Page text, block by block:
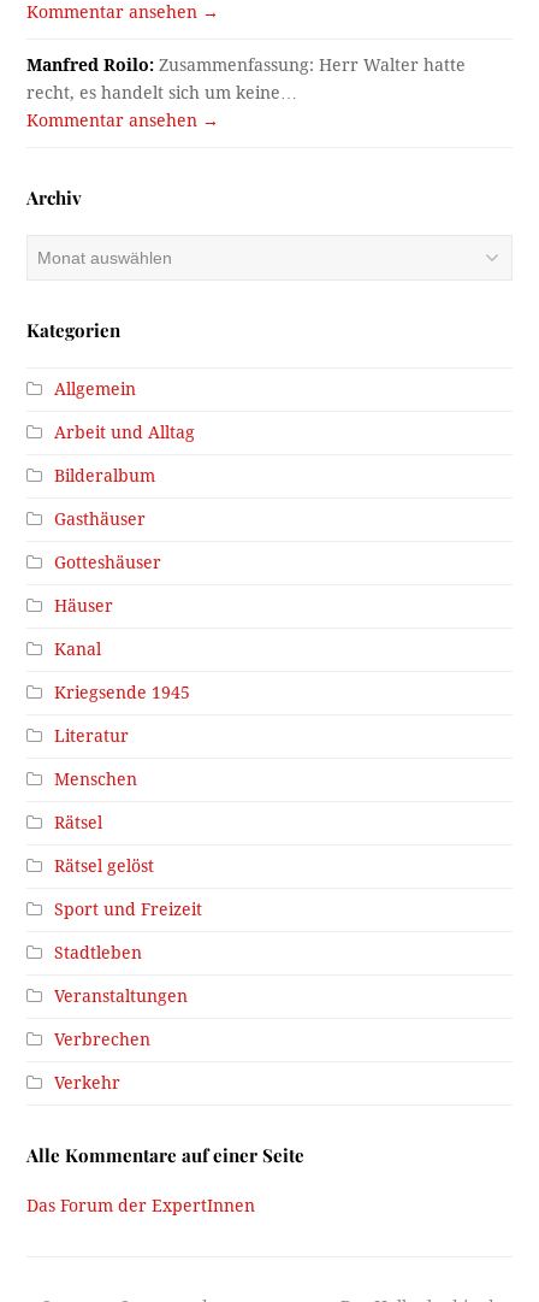
Kommentar ansehen →
Manfred Roilo: Zusammenfassung: Herr Walter hatte
recht, es handelt sich um keine…
Kommentar ansehen →
Archiv
Kategorien
Allgemein
Arbeit und Alltag
Bilderalbum
Gasthäuser
Gotteshäuser
Häuser
Kanal
Kriegsende 1945
Literatur
Menschen
Rätsel
Rätsel gelöst
Sport und Freizeit
Stadtleben
Veranstaltungen
Verbrechen
Verkehr
Alle Kommentare auf einer Seite
Das Forum der ExpertInnen